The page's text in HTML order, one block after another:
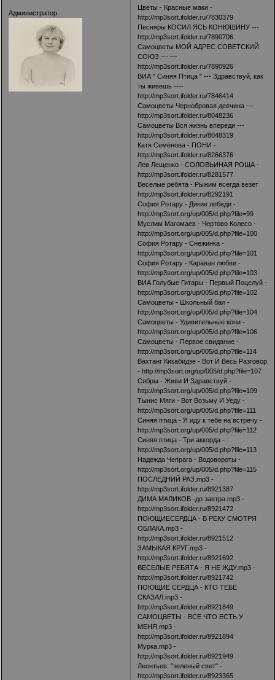
Администратор
Цветы - Красные маки -
http://mp3sort.ifolder.ru/7830379
Песняры КОСИЛ ЯСЬ КОНЮШИНУ ---
http://mp3sort.ifolder.ru/7890706
Самоцветы МОЙ АДРЕС СОВЕТСКИЙ
СОЮЗ --- ---
http://mp3sort.ifolder.ru/7890926
ВИА " Синяя Птица " --- Здравствуй, как
ты живешь ----
http://mp3sort.ifolder.ru/7846414
Самоцветы Чернобровая девчина ---
http://mp3sort.ifolder.ru/8048236
Самоцветы Вся жизнь впереди ---
http://mp3sort.ifolder.ru/8048319
Катя Семёнова - ПОНИ -
http://mp3sort.ifolder.ru/8266376
Лев Лещенко - СОЛОВЬИНАЯ РОЩА -
http://mp3sort.ifolder.ru/8281577
Веселые ребята - Рыжим всегда везет
http://mp3sort.ifolder.ru/8292191
София Ротару - Дикие лебеди -
http://mp3sort.org/up/005/d.php?file=99
Муслим Магомаев - Чертово Колесо -
http://mp3sort.org/up/005/d.php?file=100
София Ротару - Снежинка -
http://mp3sort.org/up/005/d.php?file=101
София Ротару - Караван любви -
http://mp3sort.org/up/005/d.php?file=103
ВИА Голубые Гитары - Первый Поцелуй -
http://mp3sort.org/up/005/d.php?file=102
Самоцветы - Школьный бал -
http://mp3sort.org/up/005/d.php?file=104
Самоцветы - Удивительные кони -
http://mp3sort.org/up/005/d.php?file=106
Самоцветы - Первое свидание -
http://mp3sort.org/up/005/d.php?file=114
Вахтанг Кикабидзе - Вот И Весь Разговор
-http://mp3sort.org/up/005/d.php?file=107
Сябры - Живи И Здравствуй -
http://mp3sort.org/up/005/d.php?file=109
Тынис Мяги - Вот Возьму И Уеду -
http://mp3sort.org/up/005/d.php?file=111
Синяя птица - Я иду к тебе на встречу -
http://mp3sort.org/up/005/d.php?file=112
Синяя птица - Три аккорда -
http://mp3sort.org/up/005/d.php?file=113
Надежда Чепрага - Водовороты -
http://mp3sort.org/up/005/d.php?file=115
ПОСЛЕДНИЙ РАЗ.mp3 -
http://mp3sort.ifolder.ru/8921387
ДИМА МАЛИКОВ -до завтра.mp3 -
http://mp3sort.ifolder.ru/8921472
ПОЮЩИЕСЕРДЦА - В РЕКУ СМОТРЯ
ОБЛАКА.mp3 -
http://mp3sort.ifolder.ru/8921512
ЗАМЫКАЯ КРУГ.mp3 -
http://mp3sort.ifolder.ru/8921692
ВЕСЕЛЫЕ РЕБЯТА - Я НЕ ЖДУ.mp3 -
http://mp3sort.ifolder.ru/8921742
ПОЮЩИЕ СЕРДЦА - КТО ТЕБЕ
СКАЗАЛ.mp3 -
http://mp3sort.ifolder.ru/8921849
САМОЦВЕТЫ - ВСЕ ЧТО ЕСТЬ У
МЕНЯ.mp3 -
http://mp3sort.ifolder.ru/8921894
Мурка.mp3 -
http://mp3sort.ifolder.ru/8921949
Леонтьев. "зеленый свет" -
http://mp3sort.ifolder.ru/8923365